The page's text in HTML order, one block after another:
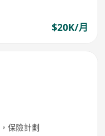
$20K/月
保險計劃